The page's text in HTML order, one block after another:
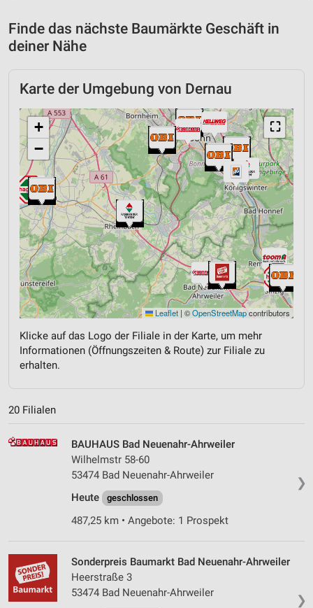
Finde das nächste Baumärkte Geschäft in
deiner Nähe
Karte der Umgebung von Dernau
⛶
+
−
Leaflet | ©OpenStreetMapcontributors
Klicke auf das Logo der Filiale in der Karte, um mehr
Informationen (Öffnungszeiten & Route) zur Filiale zu
erhalten.
20 Filialen
❯
BAUHAUS Bad Neuenahr-Ahrweiler
Wilhelmstr 58-60
53474 Bad Neuenahr-Ahrweiler
Heute
geschlossen
487,25 km • Angebote: 1 Prospekt
❯
Sonderpreis Baumarkt Bad Neuenahr-Ahrweiler
Heerstraße 3
53474 Bad Neuenahr-Ahrweiler